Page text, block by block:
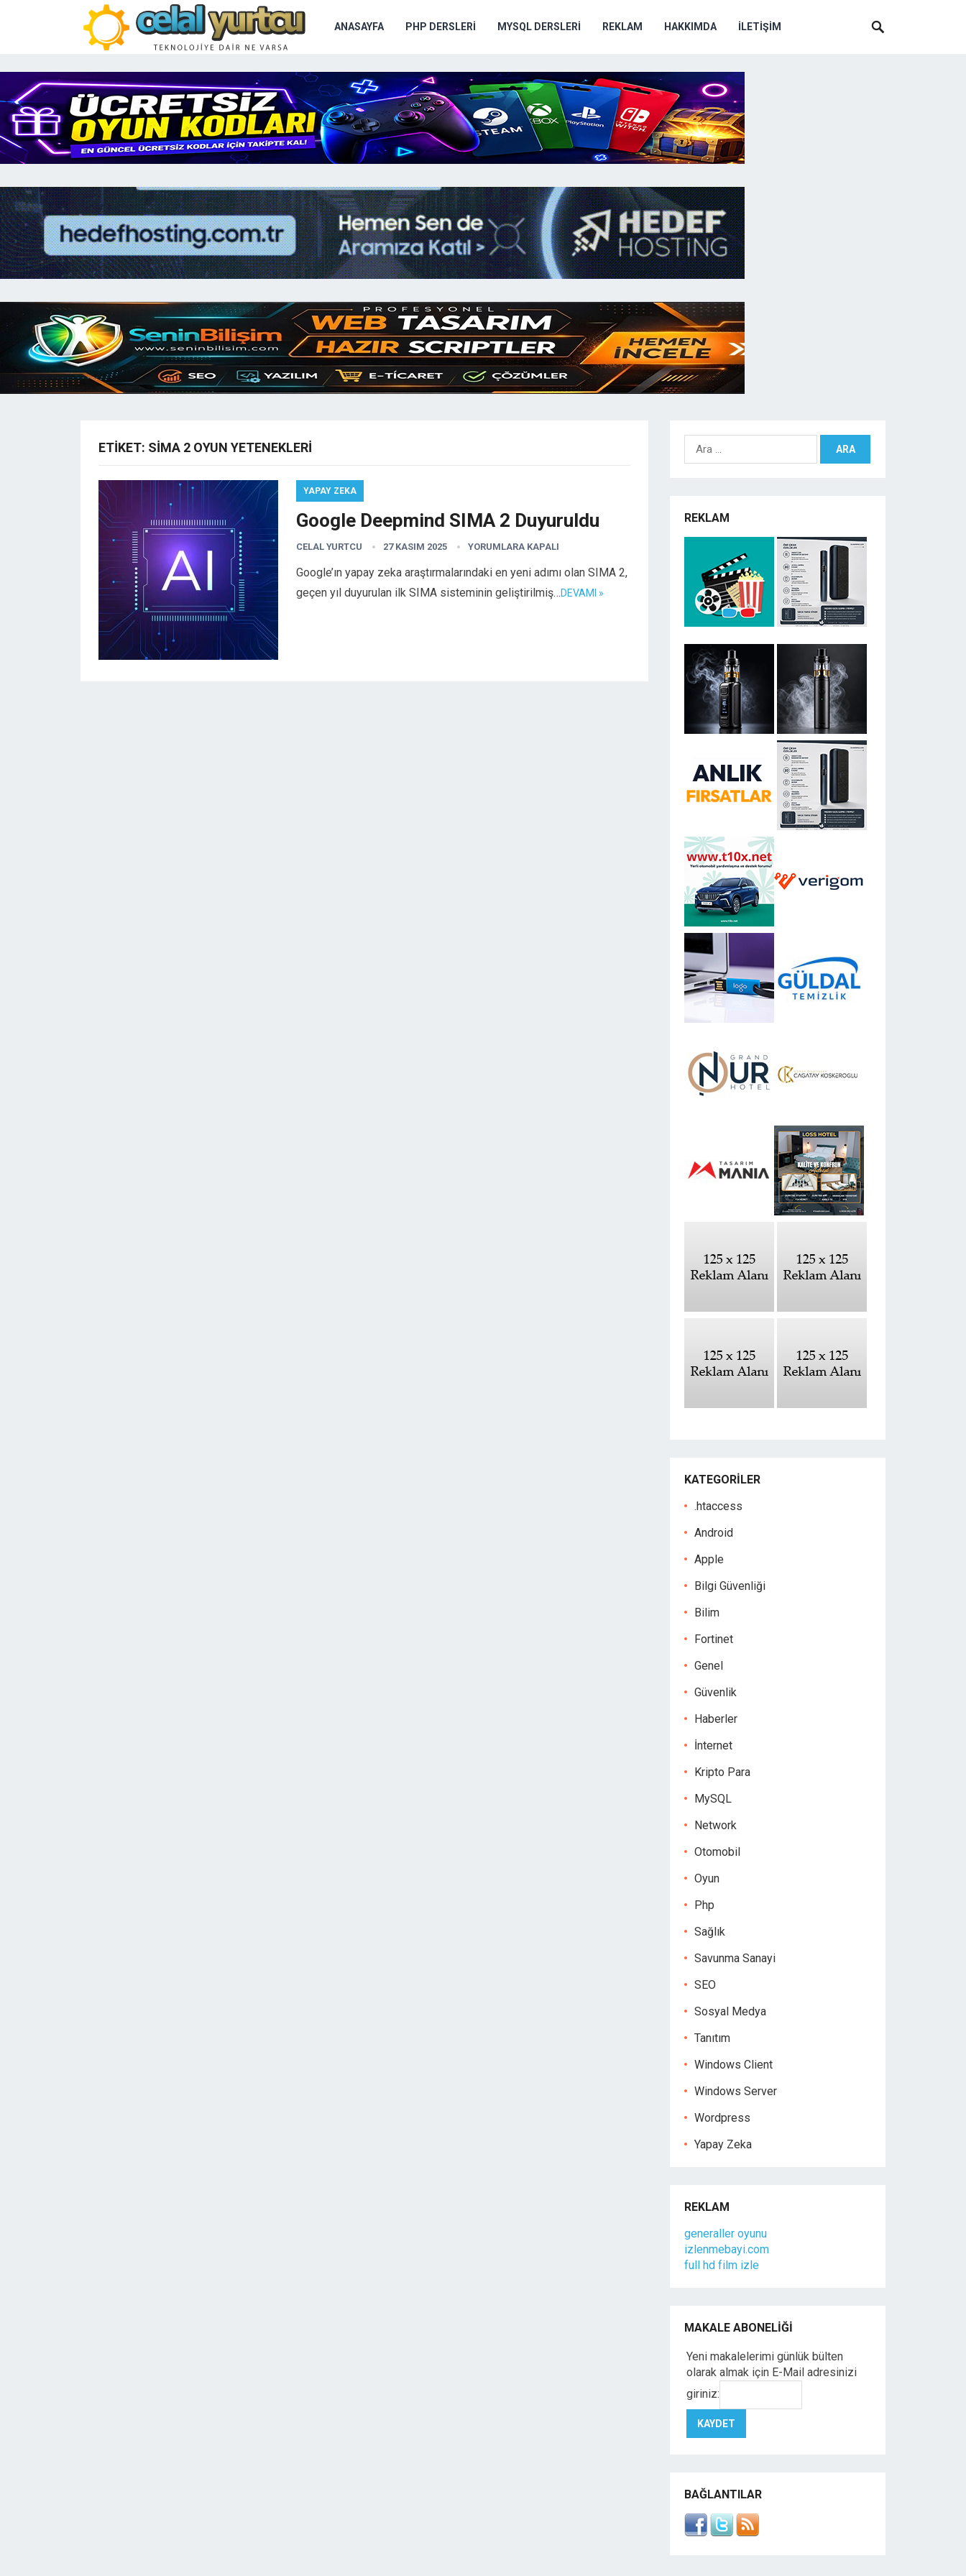
ANASAYFA PHP DERSLERI MYSQL DERSLERI REKLAM HAKKIMDA İLETIŞIM
ETIKET: SIMA 2 OYUN YETENEKLERI
YAPAY ZEKA
Google Deepmind SIMA 2 Duyuruldu
CELAL YURTCU 27 KASIM 2025 YORUMLARA KAPALI
Google’ın yapay zeka araştırmalarındaki en yeni adımı olan SIMA 2,
geçen yıl duyurulan ilk SIMA sisteminin geliştirilmiş…DEVAMI »
Arama:
REKLAM
KATEGORILER
.htaccess
Android
Apple
Bilgi Güvenliği
Bilim
Fortinet
Genel
Güvenlik
Haberler
İnternet
Kripto Para
MySQL
Network
Otomobil
Oyun
Php
Sağlık
Savunma Sanayi
SEO
Sosyal Medya
Tanıtım
Windows Client
Windows Server
Wordpress
Yapay Zeka
REKLAM
generaller oyunu
izlenmebayi.com
full hd film izle
MAKALE ABONELIĞI
Yeni makalelerimi günlük bülten
olarak almak için E-Mail adresinizi
giriniz:
BAĞLANTILAR